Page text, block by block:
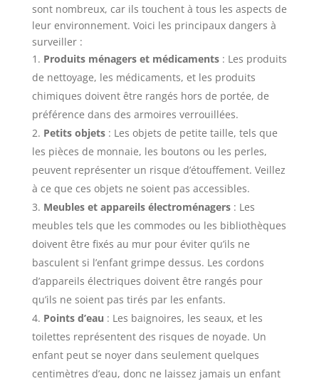
sont nombreux, car ils touchent à tous les aspects de
leur environnement. Voici les principaux dangers à
surveiller :
Produits ménagers et médicaments: Les produits
de nettoyage, les médicaments, et les produits
chimiques doivent être rangés hors de portée, de
préférence dans des armoires verrouillées.
Petits objets: Les objets de petite taille, tels que
les pièces de monnaie, les boutons ou les perles,
peuvent représenter un risque d’étouffement. Veillez
à ce que ces objets ne soient pas accessibles.
Meubles et appareils électroménagers: Les
meubles tels que les commodes ou les bibliothèques
doivent être fixés au mur pour éviter qu’ils ne
basculent si l’enfant grimpe dessus. Les cordons
d’appareils électriques doivent être rangés pour
qu’ils ne soient pas tirés par les enfants.
Points d’eau : Les baignoires, les seaux, et les
toilettes représentent des risques de noyade. Un
enfant peut se noyer dans seulement quelques
centimètres d’eau, donc ne laissez jamais un enfant